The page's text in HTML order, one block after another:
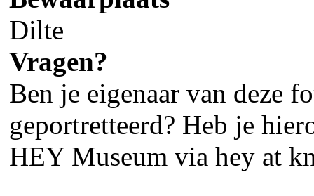
Dilte
Vragen?
Ben je eigenaar van deze
geportretteerd? Heb je
HEY Museum via hey at